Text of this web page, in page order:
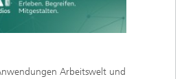
Arbeitswelt und